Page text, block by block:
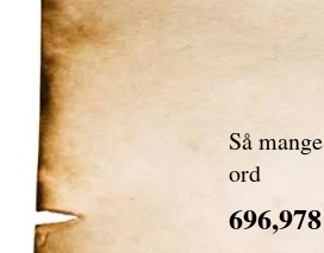
Så
ord
696,978